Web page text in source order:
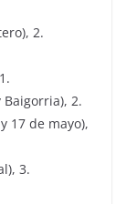
2.
2.
17 de mayo),
3.